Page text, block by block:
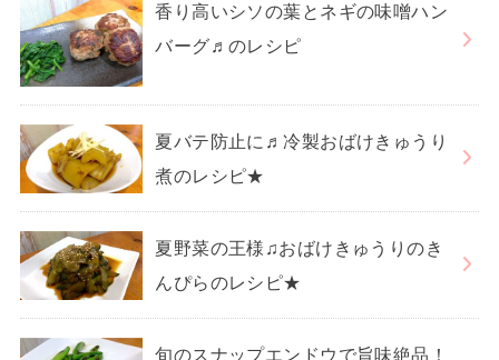
香り高いシソの葉とネギの味噌ハン
バーグ♬のレシピ
夏バテ防止に♬冷製おばけきゅうり
煮のレシピ★
夏野菜の王様♫おばけきゅうりのき
んぴらのレシピ★
旬のスナップエンドウで旨味絶品！